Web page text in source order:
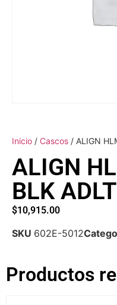
Inicio / Cascos / ALIGN
ALIGN
BLK ADLT
$10,915.00
SKU 602E-5012
Productos